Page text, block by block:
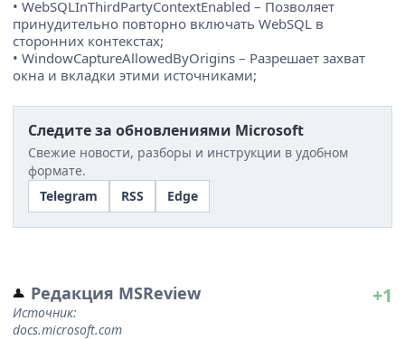
• WebSQLInThirdPartyContextEnabled – Позволяет
принудительно повторно включать WebSQL в
сторонних контекстах;
• WindowCaptureAllowedByOrigins – Разрешает захват
окна и вкладки этими источниками;
Следите за обновлениями Microsoft
Свежие новости, разборы и инструкции в удобном
формате.
Telegram
RSS Edge
Редакция MSReview
Источник:
docs.microsoft.com
+1